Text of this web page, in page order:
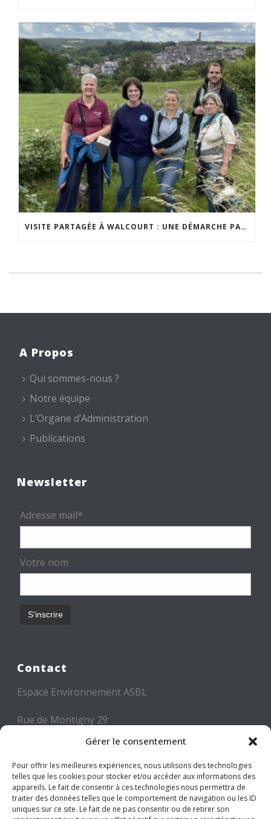
Gérer le consentement
Pour offrir les meilleures expériences, nous utilisons des technologies
telles que les cookies pour stocker et/ou accéder aux informations des
appareils. Le fait de consentir à ces technologies nous permettra de
traiter des données telles que le comportement de navigation ou les ID
uniques sur ce site. Le fait de ne pas consentir ou de retirer son
VISITE PARTAGÉE À WALCOURT : UNE DÉMARCHE PARTICIPATIVE ANIMÉE PAR ESPACE ENVIRONNEMENT
A Propos
Qui sommes-nous ?
Notre équipe
L’Organe d’Administration
Publications
Newsletter
Adresse mail*
Votre nom
Contact
Espace Environnement ASBL
Rue de Montigny 29
6000 CHARLEROI
Tél: +32 71 300 300
Mail: info@espace-environnement.be
TVA BE 0416.116.340